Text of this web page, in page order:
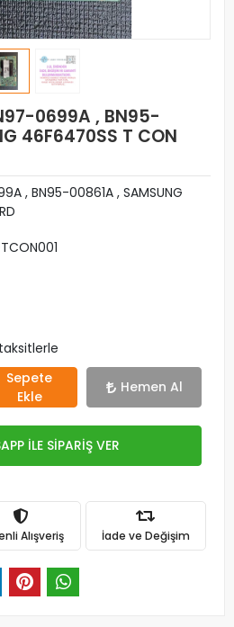
0699A , BN95-
46F6470SS T CON
, BN95-00861A , SAMSUNG
Sepete
Ekle
Hemen Al
İLE SİPARİŞ VER
Alışveriş İade ve Değişim